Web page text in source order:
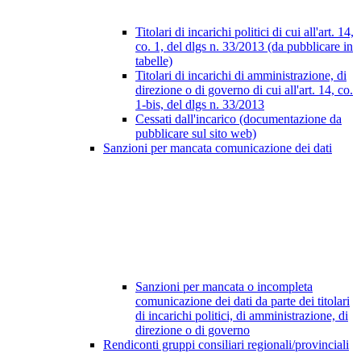
Titolari di incarichi politici di cui all'art. 14,
co. 1, del dlgs n. 33/2013 (da pubblicare in
tabelle)
Titolari di incarichi di amministrazione, di
direzione o di governo di cui all'art. 14, co.
1-bis, del dlgs n. 33/2013
Cessati dall'incarico (documentazione da
pubblicare sul sito web)
Sanzioni per mancata comunicazione dei dati
Sanzioni per mancata o incompleta
comunicazione dei dati da parte dei titolari
di incarichi politici, di amministrazione, di
direzione o di governo
Rendiconti gruppi consiliari regionali/provinciali